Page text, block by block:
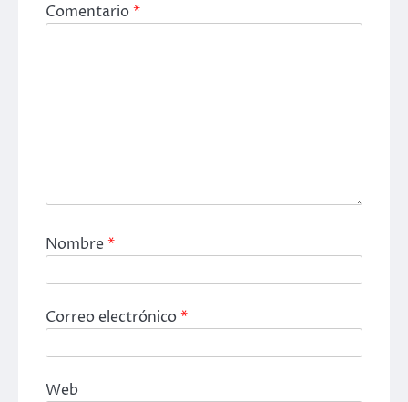
Comentario*
Nombre*
Correo electrónico*
Web